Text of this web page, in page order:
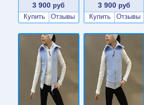
3 900 руб
Купить
Отзывы
3 900 руб
Купить
Отзывы